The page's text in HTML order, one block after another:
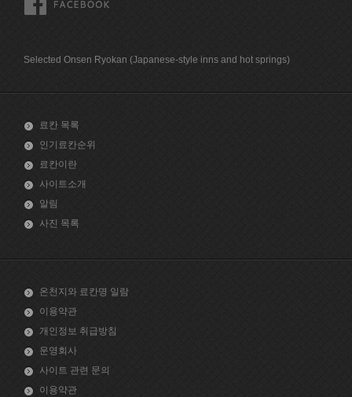
Selected Onsen Ryokan (Japanese-style inns and hot springs)
료칸 목록
인기료칸순위
료칸이란
사이트소개
알림
사진 목록
온천지와 료칸명 일람
이용약관
개인정보 취급방침
운영회사
사이트 관련 문의
이용약관